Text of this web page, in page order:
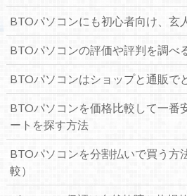
BTOパソコンにも初心者向け、玄
BTOパソコンの評価や評判を調べ
BTOパソコンはショップと通販で
BTOパソコンを価格比較して一番
ートを探す方法
BTOパソコンを分割払いで買う方
較）